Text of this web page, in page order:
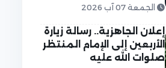
الجمعة 07 آب 2026
إعلان الجاهزية.. رسالة زيارة
الأربعين إلى الإمام المنتظر
صلوات الله عليه